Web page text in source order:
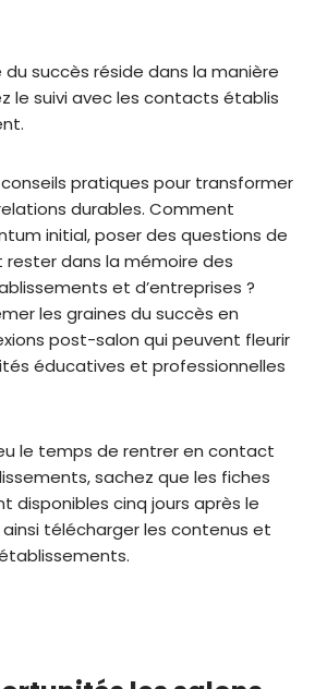
succès réside dans la manière
le suivi avec les contacts établis
pratiques pour transformer
durables. Comment
initial, poser des questions de
rester dans la mémoire des
et d’entreprises ?
les graines du succès en
post-salon qui peuvent fleurir
éducatives et professionnelles
le temps de rentrer en contact
sachez que les fiches
disponibles cinq jours après le
ainsi télécharger les contenus et